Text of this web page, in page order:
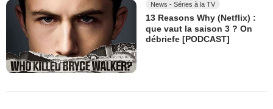
News - Séries à la TV
13 Reasons Why (Netflix) :
que vaut la saison 3 ? On
débriefe [PODCAST]